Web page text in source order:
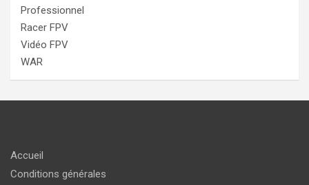
Professionnel
Racer FPV
Vidéo FPV
WAR
Accueil
Conditions générales